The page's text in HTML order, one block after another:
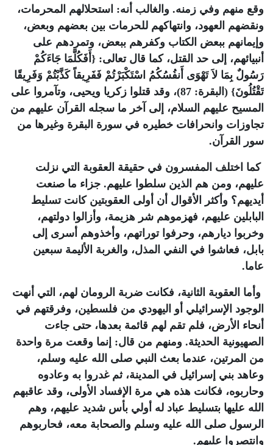
وقع منهم وفي زمنه. والغالب أنه: استحلالهم المحرمات،
ونقضهم العهود، وانتهاكهم للحرمات بين بعضهم وبعض،
وإيمانهم ببعض الكتاب وكفرهم ببعض، وتمردهم على
أنبيائهم، إلى حد القتل، كما قال تعالى: {أَفَكُلَّمَا جَاءَكُمْ
رَسُولٌ بِمَا لاَ تَهْوَى أَنفُسُكُمُ اسْتَكْبَرْتُمْ فَفَرِيقاً كَذَّبْتُمْ وَفَرِيقًا
تَقْتُلُونَ} (البقرة: 87)، وقد قتلوا زكريا ويحيى، وتآمروا على
المسيح عليهم السلام، إلى آخر ما سجله القرآن عليهم من
تجاوزات وانحرافات خطيره في سورة البقرة وغيرها من
سور القرآن.
كما اختلف المفسرون في حقيقة العقوبة التي نزلت
عليهم، ومن هم الذين سلطوا عليهم. جزاء ما صنعت
أيديهم؟ وأكثر الأقوال أن أولى العقوبتين كانت تسليط
البابلين عليهم، فهزموهم شر هزيمة، وأزالوا دولتهم،
وخربوا ديارهم، وحرفوا توراتهم، وأخذوهم أسرى إلى
بابل، فعاشوا في النفي المذل، والغربة الأليمة سبعين
عاما.
وأما العقوبة الثانية، فكانت ضربة الرومان لهم، التي أنهت
الوجود الإسرائيلي أو اليهودي من فلسطين، وفرقتهم في
أنحاء الأرض، فلم تقم لهم قائمة بعدها، حتى جاءت
الصهيونية الحديثة. ومنهم من قال: إنما وقعت مرة واحدة
من المرتين، عندما بعث النبي صلى الله عليه وسلم،
وعاهد بني إسرائيل في المدينة، ثم غدروا به وعادوه
وحاربوه، فكانت هذه هي مرة الإفساد الأولى، وقد عاقبهم
الله عليها بتسليط عباد له أولي بأس شديد عليهم، وهم
الرسول صلى الله عليه وسلم والصحابة معه، فحاربوهم
وانتصروا عليهم.